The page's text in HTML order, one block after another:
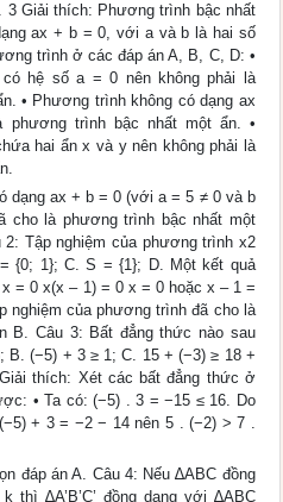
Giải thích: Phương trình bậc nhất
ax + b = 0, với a và b là hai số
trình ở các đáp án A, B, C, D: •
hệ số a = 0 nên không phải là
• Phương trình không có dạng ax
trình bậc nhất một ẩn. •
hai ẩn x và y nên không phải là
dạng ax + b = 0 (với a = 5 ≠ 0 và b
cho là phương trình bậc nhất một
2: Tập nghiệm của phương trình x2
{0; 1}; C. S = {1}; D. Một kết quả
= 0 x(x – 1) = 0 x = 0 hoặc x – 1 =
nghiệm của phương trình đã cho là
B. Câu 3: Bất đẳng thức nào sau
B. (−5) + 3 ≥ 1; C. 15 + (−3) ≥ 18 +
thích: Xét các bất đẳng thức ở
• Ta có: (−5) . 3 = −15 ≤ 16. Do
+ 3 = −2 − 14 nên 5 . (−2) > 7 .
đáp án A. Câu 4: Nếu ∆ABC đồng
thì ∆A’B’C’ đồng dạng với ∆ABC